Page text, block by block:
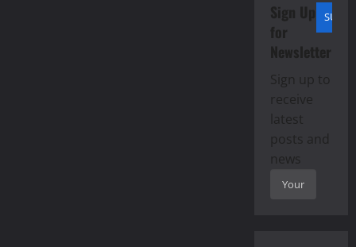
Sign Up
for
Newsletter
Sign up to
receive
latest
posts and
news